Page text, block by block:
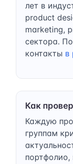
лет в
product
marketing,
сектора.
контакты в
Как
Каждую
группам
портфолио,